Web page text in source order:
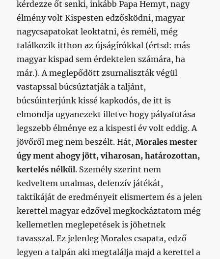
kérdezze őt senki, inkább Papa Hemyt, nagy
élmény volt Kispesten edzősködni, magyar
nagycsapatokat leoktatni, és reméli, még
találkozik itthon az újságírókkal (értsd: más
magyar kispad sem érdektelen számára, ha
már.). A meglepődött zsurnaliszták végül
vastapssal búcsúztatják a taljánt,
búcsúinterjúnk kissé kapkodós, de itt is
elmondja ugyanezekt illetve hogy pályafutása
legszebb élménye ez a kispesti év volt eddig. A
jövőről meg nem beszélt. Hát,Morales mester
úgy ment ahogy jött, viharosan, határozottan,
kertelés nélkül. Személy szerint nem
kedveltem unalmas, defenzív játékát,
taktikáját de eredményeit elismertem és a jelen
kerettel magyar edzővel megkockáztatom még
kellemetlen meglepetések is jöhetnek
tavasszal. Ez jelenleg Morales csapata, edző
legyen a talpán aki megtalálja majd a kerettel a